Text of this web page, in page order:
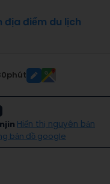
địa điểm du lịch
Hiển thị nguyên bản
bản đồ google